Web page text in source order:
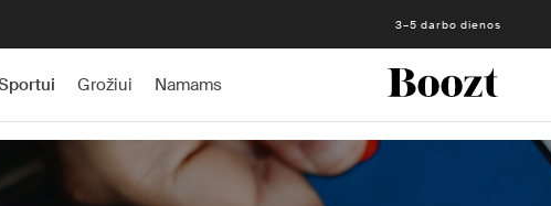
3–5 darbo dienos
Grožiui Namams